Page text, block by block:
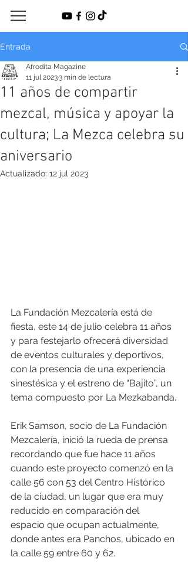
Entrada
11 años de compartir
mezcal, música y apoyar la
cultura; La Mezca celebra su
aniversario
Afrodita Magazine
11 jul 20233 min de lectura
Actualizado: 12 jul 2023
La Fundación Mezcalería está de
fiesta, este 14 de julio celebra 11 años
y para festejarlo ofrecerá diversidad
de eventos culturales y deportivos,
con la presencia de una experiencia
sinestésica y el estreno de “Bajito”, un
tema compuesto por La Mezkabanda.
Erik Samson, socio de La Fundación
Mezcalería, inició la rueda de prensa
recordando que fue hace 11 años
cuando este proyecto comenzó en la
calle 56 con 53 del Centro Histórico
de la ciudad, un lugar que era muy
reducido en comparación del
espacio que ocupan actualmente,
donde antes era Panchos, ubicado en
la calle 59 entre 60 y 62.